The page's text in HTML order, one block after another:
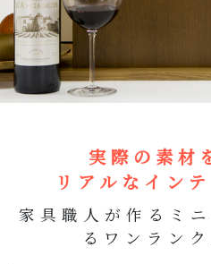
実際の素材
リアルなイン
家具職人が作るミ
る ワンラン